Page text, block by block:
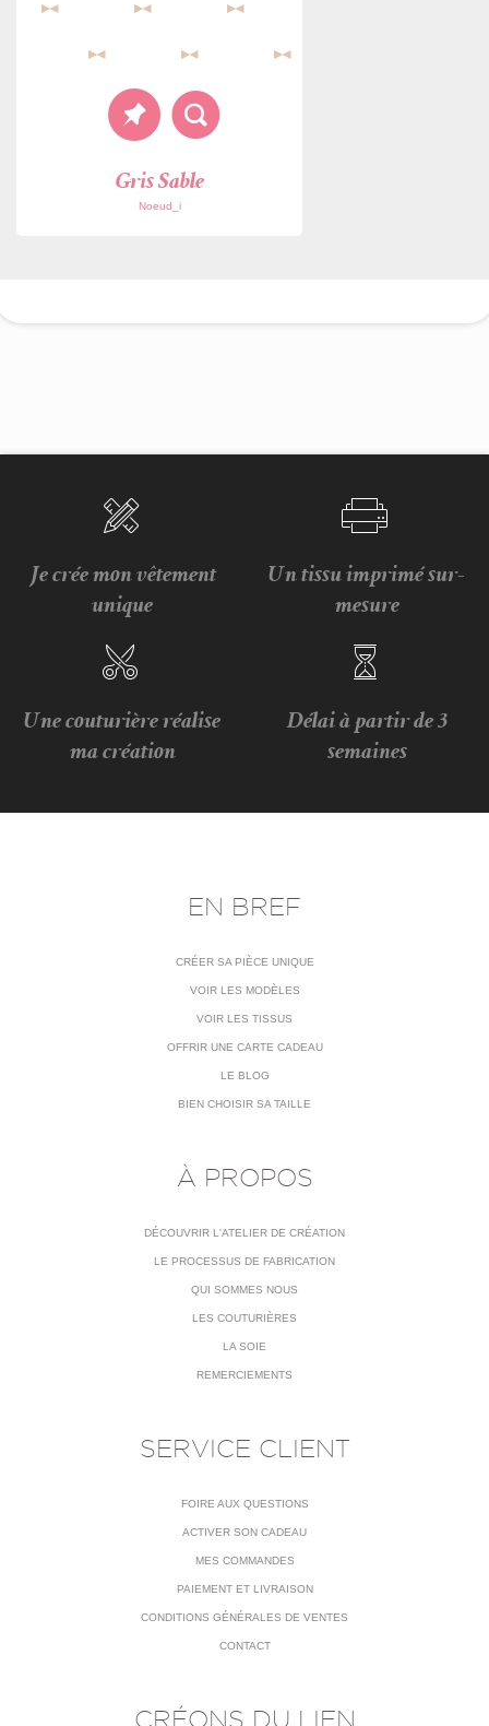
Gris Sable
Noeud_i
Je crée mon vêtement
unique
Un tissu imprimé sur-
mesure
Une couturière réalise
ma création
Délai à partir de 3
semaines
EN BREF
CRÉER SA PIÈCE UNIQUE
VOIR LES MODÈLES
VOIR LES TISSUS
OFFRIR UNE CARTE CADEAU
LE BLOG
BIEN CHOISIR SA TAILLE
À PROPOS
DÉCOUVRIR L'ATELIER DE CRÉATION
LE PROCESSUS DE FABRICATION
QUI SOMMES NOUS
LES COUTURIÈRES
LA SOIE
REMERCIEMENTS
SERVICE CLIENT
FOIRE AUX QUESTIONS
ACTIVER SON CADEAU
MES COMMANDES
PAIEMENT ET LIVRAISON
CONDITIONS GÉNÉRALES DE VENTES
CONTACT
CRÉONS DU LIEN